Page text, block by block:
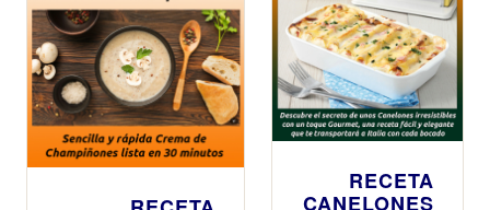
RECETA
CANELONES